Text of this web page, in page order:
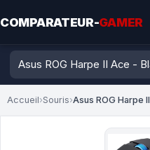
COMPARATEUR-GAMER
Accueil›Souris›Asus ROG Harpe